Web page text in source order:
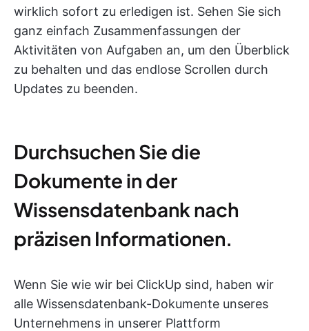
wirklich sofort zu erledigen ist. Sehen Sie sich
ganz einfach Zusammenfassungen der
Aktivitäten von Aufgaben an, um den Überblick
zu behalten und das endlose Scrollen durch
Updates zu beenden.
Durchsuchen Sie die
Dokumente in der
Wissensdatenbank nach
präzisen Informationen.
Wenn Sie wie wir bei ClickUp sind, haben wir
alle Wissensdatenbank-Dokumente unseres
Unternehmens in unserer Plattform